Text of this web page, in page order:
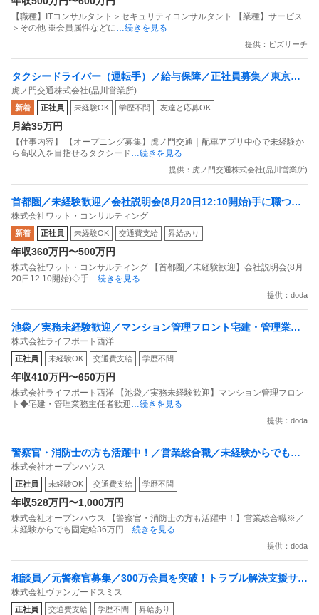
【職種】ITコンサルタント＞セキュリティコンサルタント 【業種】サービス
＞その他 ※会員属性などに…続きを見る
提供：ビズリーチ
タクシードライバー（運転手）／給与保障／正社員募集／東京都
品川区／虎ノ門交通株式会社(品川営業所)_8531／東京都
虎ノ門交通株式会社(品川営業所)
新着 正社員 未経験OK 学歴不問 友達と応募OK
月給35万円
【仕事内容】 【オープニング募集】虎ノ門交通｜配車アプリ中心で未経験か
ら高収入を目指せるタクシード…続きを見る
提供：虎ノ門交通株式会社(品川営業所)
首都圏／未経験歓迎／会社説明会(8月20日12:10開始)手に職つけ
て働く／研修制度／土日祝休
株式会社ワット・コンサルティング
新着 正社員 未経験OK 交通費支給 昇給あり
年収360万円〜500万円
株式会社ワット・コンサルティング 【首都圏／未経験歓迎】会社説明会(8月
20日12:10開始)◇手…続きを見る
提供：doda
池袋／実務未経験歓迎／マンション管理フロント宅建・管理業務
主任者歓迎／年休124日／ノルマなし
株式会社ライフポート西洋
正社員 未経験OK 交通費支給 学歴不問
年収410万円〜650万円
株式会社ライフポート西洋 【池袋／実務未経験歓迎】マンション管理フロン
ト◆宅建・管理業務主任者歓迎…続きを見る
提供：doda
警察官・消防士の方も活躍中！／営業総合職／未経験からでも固
定給36万円スタート！！
株式会社オープンハウス
正社員 未経験OK 交通費支給 学歴不問
年収528万円〜1,000万円
株式会社オープンハウス 【警察官・消防士の方も活躍中！】営業総合職※／
未経験からでも固定給36万円 …続きを見る
提供：doda
相談員／元警察官募集／300万会員を突破！トラブル解決支援サー
ビス／土日祝休・年間休日128日
株式会社ヴァンガードスミス
正社員 交通費支給 学歴不問 昇給あり